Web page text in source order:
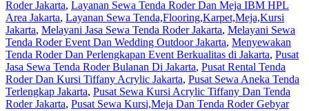
Roder Jakarta, Layanan Sewa Tenda Roder Dan Meja IBM HPL
Area Jakarta, Layanan Sewa Tenda,Flooring,Karpet,Meja,Kursi
Jakarta, Melayani Jasa Sewa Tenda Roder Jakarta, Melayani Sewa
Tenda Roder Event Dan Wedding Outdoor Jakarta, Menyewakan
Tenda Roder Dan Perlengkapan Event Berkualitas di Jakarta, Pusat
Jasa Sewa Tenda Roder Bulanan Di Jakarta, Pusat Rental Tenda
Roder Dan Kursi Tiffany Acrylic Jakarta, Pusat Sewa Aneka Tenda
Terlengkap Jakarta, Pusat Sewa Kursi Acrylic Tiffany Dan Tenda
Roder Jakarta, Pusat Sewa Kursi,Meja Dan Tenda Roder Gebyar